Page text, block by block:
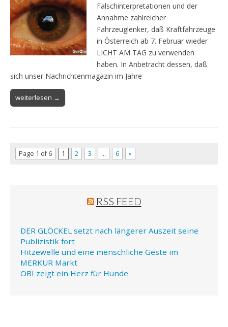
Falschinterpretationen und der
Annahme zahlreicher
Fahrzeuglenker, daß Kraftfahrzeuge
in Österreich ab 7. Februar wieder
LICHT AM TAG zu verwenden
haben. In Anbetracht dessen, daß
sich unser Nachrichtenmagazin im Jahre
weiterlesen →
Page 1 of 6 1 2 3 … 6 »
RSS FEED
DER GLÖCKEL setzt nach längerer Auszeit seine
Publizistik fort
Hitzewelle und eine menschliche Geste im
MERKUR Markt
OBI zeigt ein Herz für Hunde